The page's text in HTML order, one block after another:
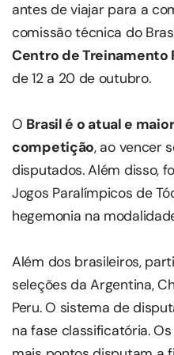
antes de viajar para a
comissão técnica do
Centro de Treinamento
de 12 a 20 de outubro.
O Brasil é o atual e
competição, ao vencer
disputados. Além disso,
Jogos Paralímpicos de
hegemonia na
Além dos brasileiros,
seleções da Argentina,
Peru. O sistema de
na fase classificatória.